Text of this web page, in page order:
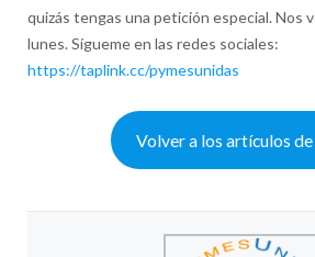
quizás tengas una petición especial. Nos
lunes. Sígueme en las redes sociales:
https://taplink.cc/pymesunidas
Volver a los artículos